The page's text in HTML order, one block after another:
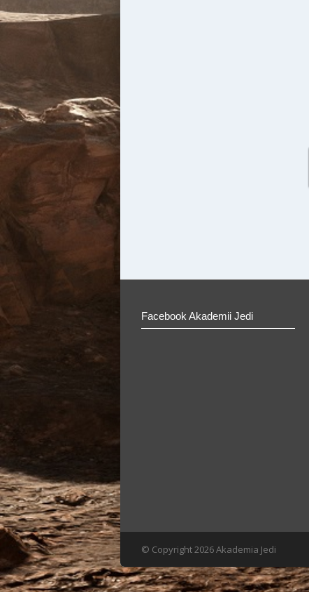
Facebook Akademii Jedi
© Copyright 2026 Akademia Jedi